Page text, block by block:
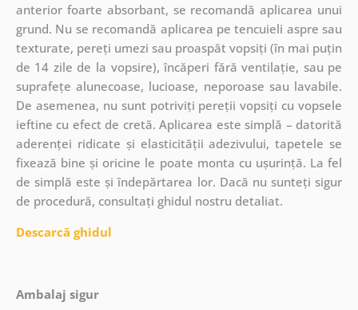
anterior foarte absorbant, se recomandă aplicarea unui
grund. Nu se recomandă aplicarea pe tencuieli aspre sau
texturate, pereți umezi sau proaspăt vopsiți (în mai puțin
de 14 zile de la vopsire), încăperi fără ventilație, sau pe
suprafețe alunecoase, lucioase, neporoase sau lavabile.
De asemenea, nu sunt potriviți pereții vopsiți cu vopsele
ieftine cu efect de cretă. Aplicarea este simplă – datorită
aderenței ridicate și elasticității adezivului, tapetele se
fixează bine și oricine le poate monta cu ușurință. La fel
de simplă este și îndepărtarea lor. Dacă nu sunteți sigur
de procedură, consultați ghidul nostru detaliat.
Descarcă ghidul
Ambalaj sigur